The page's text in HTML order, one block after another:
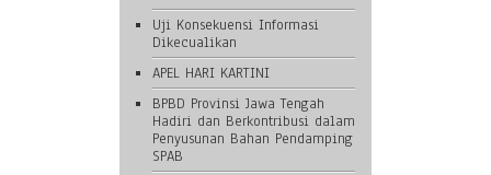
Uji Konsekuensi Informasi
Dikecualikan
APEL HARI KARTINI
BPBD Provinsi Jawa Tengah
Hadiri dan Berkontribusi dalam
Penyusunan Bahan Pendamping
SPAB